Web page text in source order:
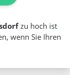
zu hoch ist
wenn Sie Ihren